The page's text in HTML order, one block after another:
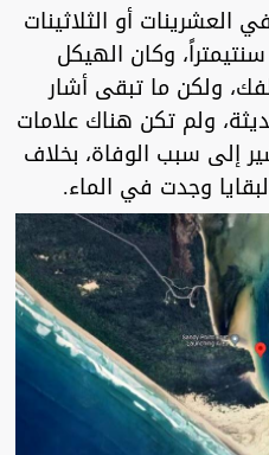
العشرينات أو الثلاثينات
من عمره، بطول حوالي 170 سنتيمتراً، وكان الهيكل
ولكن ما تبقى أشار
ولم تكن هناك علامات
إلى سبب الوفاة، بخلاف
وجدت في الماء.